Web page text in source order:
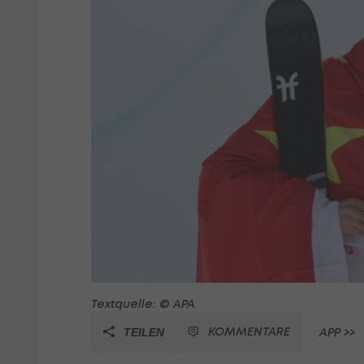
Textquelle: © APA
TEILEN KOMMENTARE APP >>